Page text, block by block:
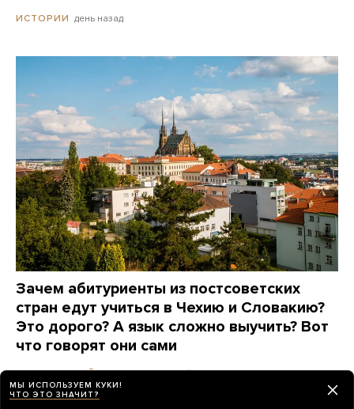
ИСТОРИИ день назад
Зачем абитуриенты из постсоветских
стран едут учиться в Чехию и Словакию?
Это дорого? А язык сложно выучить? Вот
что говорят они сами
ПАРТНЕРСКИЙ МАТЕРИАЛ 8 дней назад
МЫ ИСПОЛЬЗУЕМ КУКИ!
ЧТО ЭТО ЗНАЧИТ?